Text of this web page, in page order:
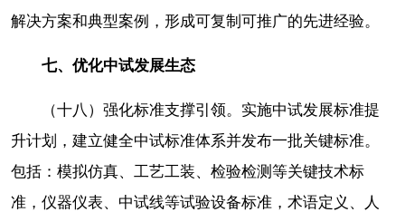
解决方案和典型案例，形成可复制可推广的先进经验。
七、优化中试发展生态
（十八）强化标准支撑引领。实施中试发展标准提
升计划，建立健全中试标准体系并发布一批关键标准。
包括：模拟仿真、工艺工装、检验检测等关键技术标
准，仪器仪表、中试线等试验设备标准，术语定义、人